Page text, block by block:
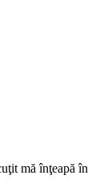
mă înţeapă în